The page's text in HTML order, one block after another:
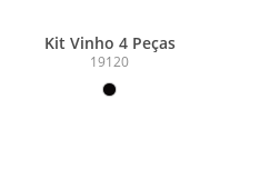
Kit Vinho 4 Peças
19120